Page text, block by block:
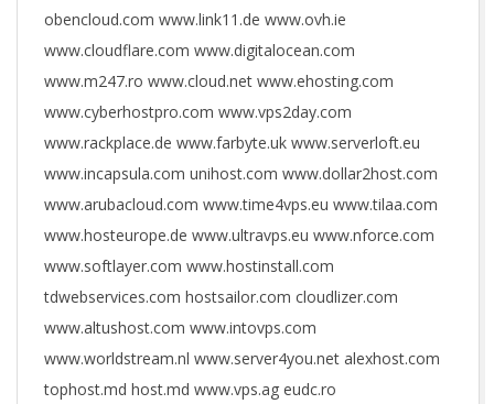
obencloud.com www.link11.de www.ovh.ie
www.cloudflare.com www.digitalocean.com
www.m247.ro www.cloud.net www.ehosting.com
www.cyberhostpro.com www.vps2day.com
www.rackplace.de www.farbyte.uk www.serverloft.eu
www.incapsula.com unihost.com www.dollar2host.com
www.arubacloud.com www.time4vps.eu www.tilaa.com
www.hosteurope.de www.ultravps.eu www.nforce.com
www.softlayer.com www.hostinstall.com
tdwebservices.com hostsailor.com cloudlizer.com
www.altushost.com www.intovps.com
www.worldstream.nl www.server4you.net alexhost.com
tophost.md host.md www.vps.ag eudc.ro